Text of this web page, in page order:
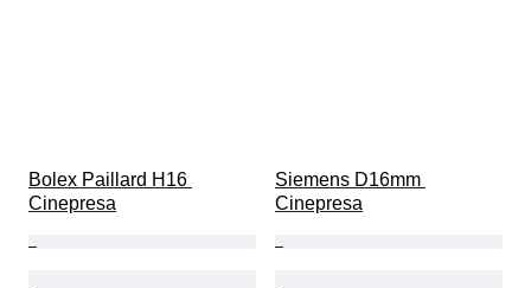
Bolex Paillard H16
Cinepresa
Siemens D16mm
Cinepresa